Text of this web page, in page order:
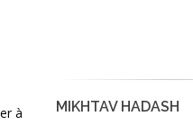
à
MIKHTAV HADASH